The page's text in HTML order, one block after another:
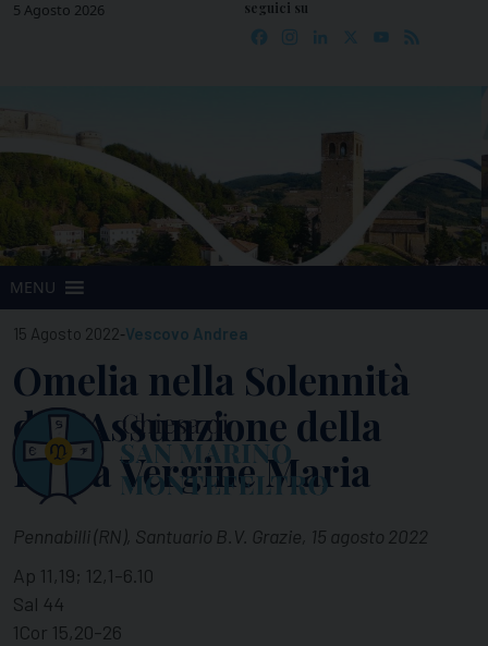
Skip5 Agosto 2026 seguici su
Facebook
Instagram
LinkedIn YouTube
MENU
15 Agosto 2022-Vescovo Andrea
Omelia nella Solennità
dell’Assunzione della
Beata Vergine Maria
Pennabilli (RN), Santuario B.V. Grazie, 15 agosto 2022
Ap 11,19; 12,1-6.10
Sal 44
1Cor 15,20-26